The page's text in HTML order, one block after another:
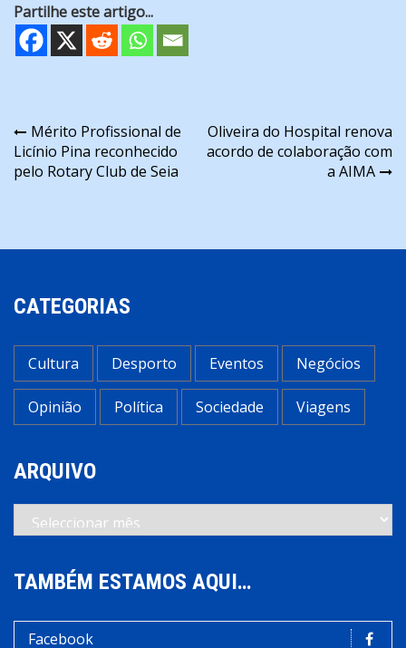
Partilhe este artigo...
Navegação
de
Mérito Profissional de
Licínio Pina reconhecido
pelo Rotary Club de Seia
Oliveira do Hospital renova
acordo de colaboração com
a AIMA
CATEGORIAS
Cultura Desporto Eventos Negócios
Opinião Política Sociedade Viagens
ARQUIVO
Arquivo
TAMBÉM ESTAMOS AQUI…
Facebook